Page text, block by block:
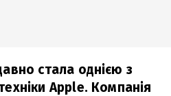
стала однією з
Apple. Компанія